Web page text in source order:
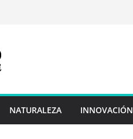
NATURALEZA INNOVACIÓN